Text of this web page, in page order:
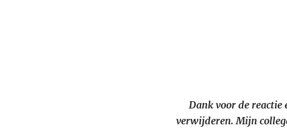
Dank voor de
verwijderen. Mijn